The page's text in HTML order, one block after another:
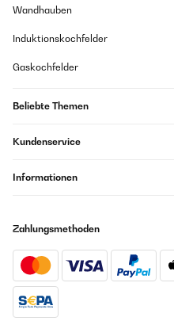
Wandhauben
Induktionskochfelder
Gaskochfelder
Beliebte Themen
Kundenservice
Informationen
Zahlungsmethoden